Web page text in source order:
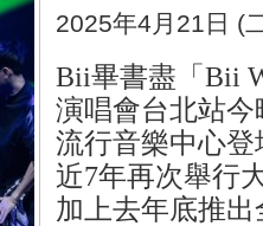
2025年4月21日 (
Bii畢書盡「Bii
演唱會台北站今
流行音樂中心
近7年再次舉行
加上去年底推